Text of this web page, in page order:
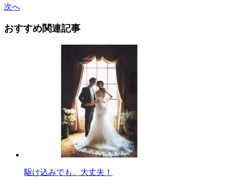
次へ
おすすめ関連記事
駆け込みでも、大丈夫！